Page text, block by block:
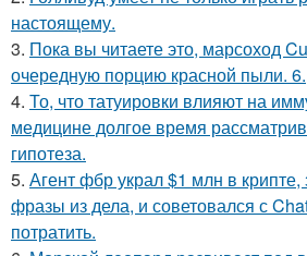
настоящему.
3. Пока вы читаете это, марсоход
очередную порцию красной пыли. 6.
4. То, что татуировки влияют на
медицине долгое время
гипотеза.
5. Агент фбр украл $1 млн в
фразы из дела, и советовался с
потратить.